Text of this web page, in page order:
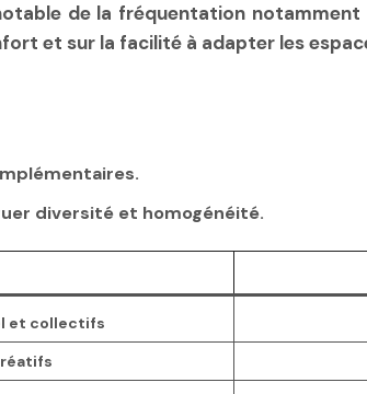
de la fréquentation
et sur la facilité à adapter les
diversité et homogénéité.
et collectifs